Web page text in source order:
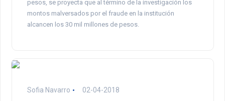
pesos, se proyecta que al término de la investigación los
montos malversados por el fraude en la institución
alcancen los 30 mil millones de pesos.
Sofia Navarro 02-04-2018